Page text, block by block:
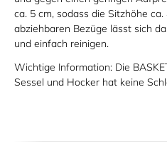
ca. 5 cm, sodass die Sitzhöhe
abziehbaren Bezüge lässt sich
und einfach reinigen.
Wichtige Information: Die
Sessel und Hocker hat keine